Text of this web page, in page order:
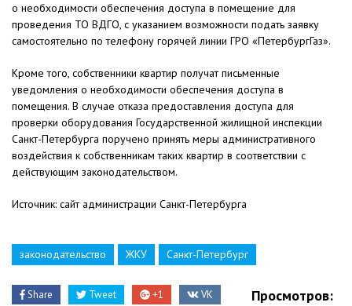
о необходимости обеспечения доступа в помещение для
проведения ТО ВДГО, с указанием возможности подать заявку
самостоятельно по телефону горячей линии ГРО «ПетербургГаз».
Кроме того, собственники квартир получат письменные
уведомления о необходимости обеспечения доступа в
помещения. В случае отказа предоставления доступа для
проверки оборудования Государственной жилищной инспекции
Санкт-Петербурга поручено принять меры административного
воздействия к собственникам таких квартир в соответствии с
действующим законодательством.
Источник: сайт администрации Санкт-Петербурга
законодательство ЖКУ Санкт-Петербург
Share Tweet +1 VK
Просмотров: